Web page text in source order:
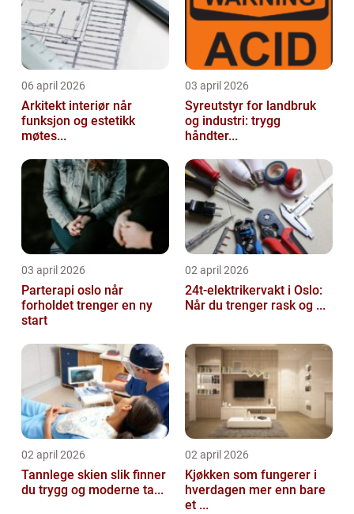
06 april 2026
Arkitekt interiør når
funksjon og estetikk
møtes...
03 april 2026
Syreutstyr for landbruk
og industri: trygg
håndter...
03 april 2026
Parterapi oslo når
forholdet trenger en ny
start
02 april 2026
24t-elektrikervakt i Oslo:
Når du trenger rask og ...
02 april 2026
Tannlege skien slik finner
du trygg og moderne ta...
02 april 2026
Kjøkken som fungerer i
hverdagen mer enn bare
et ...